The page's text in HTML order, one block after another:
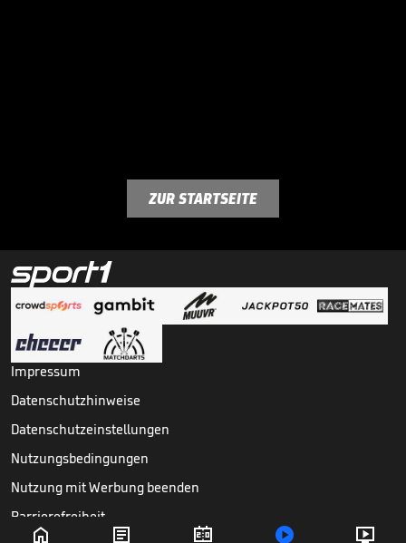
    
ZUR STARTSEITE
Impressum
Datenschutzhinweise
Datenschutzeinstellungen
Nutzungsbedingungen
Nutzung mit Werbung beenden
Barrierefreiheit